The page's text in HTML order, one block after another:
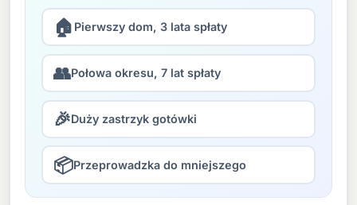
🏠 Pierwszy dom, 3 lata spłaty
👥Połowa okresu, 7 lat spłaty
🎉Duży zastrzyk gotówki
📦Przeprowadzka do mniejszego